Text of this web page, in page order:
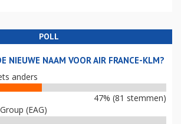
POLL
NIEUWE NAAM VOOR AIR FRANCE-KLM?
anders
47% (81 stemmen)
(EAG)